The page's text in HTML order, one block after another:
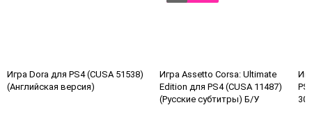
Игра Dora для PS4 (CUSA 51538)
(Английская версия)
Игра Assetto Corsa: Ultimate
Edition для PS4 (CUSA 11487)
(Русские субтитры) Б/У